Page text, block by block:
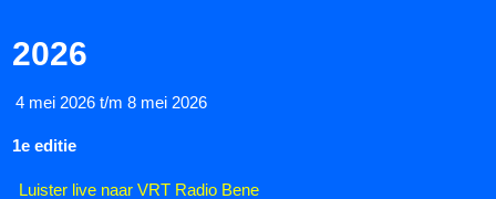
2026
4 mei 2026 t/m 8 mei 2026
1e editie
Luister live naar VRT Radio Bene